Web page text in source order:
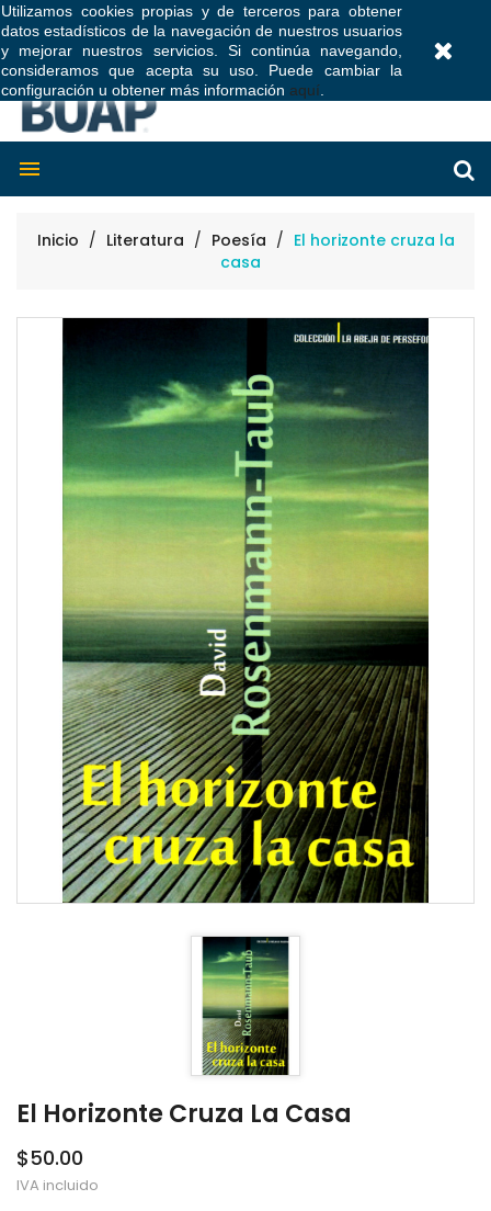
Utilizamos cookies propias y de terceros para obtener
datos estadísticos de la navegación de nuestros usuarios
y mejorar nuestros servicios. Si continúa navegando,
consideramos que acepta su uso. Puede cambiar la
configuración u obtener más información aquí

Inicio Literatura Poesía
El horizonte cruza la
casa
El Horizonte Cruza La Casa
$50.00
IVA incluido